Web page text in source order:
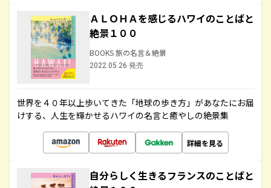
ＡＬＯＨＡを感じるハワイのことばと
絶景１００
BOOKS 旅の名言＆絶景
2022.05.26 発売
世界を４０年以上歩いてきた「地球の歩き方」があなたにお届
けする、人生を輝かせるハワイの名言と癒やしの絶景集
詳細を見る
自分らしく生きるフランスのことばと